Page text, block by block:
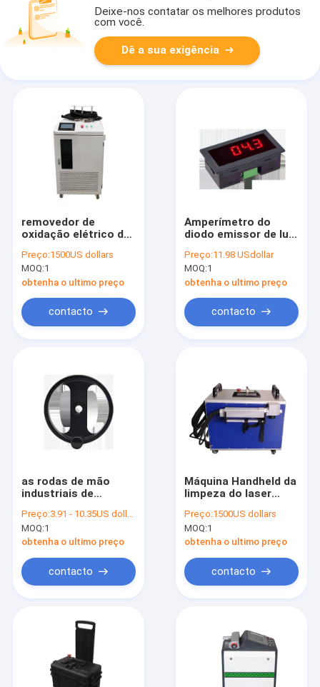
Quem Somos
Deixe-nos contatar os melhores produtos
com você.
Dê a sua exigência
removedor de
oxidação elétrico de
laser da máquina
200W do laser 220V
Preço:1500US dollars
MOQ:1
obtenha o ultimo preço
contacto
Amperímetro do
diodo emissor de luz
Mini Digital
Voltmeter Ammeter
Preço:11.98 USdollar
MOQ:1
obtenha o ultimo preço
contacto
as rodas de mão
industriais de
alumínio do volante
de BCX aprovaram
Preço:3.91 - 10.35US dollars
MOQ:1
obtenha o ultimo preço
contacto
Máquina Handheld da
limpeza do laser
removedor de
oxidação portátil do
laser 50W
Preço:1500US dollars
MOQ:1
obtenha o ultimo preço
contacto